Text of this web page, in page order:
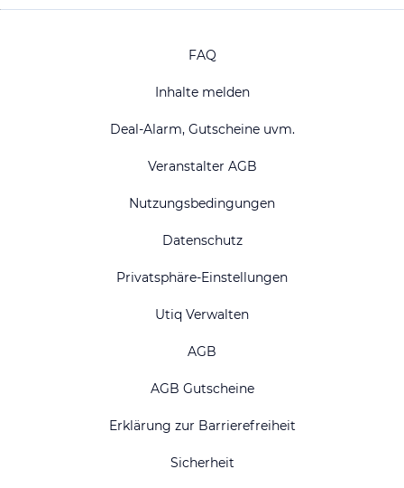
FAQ
Inhalte melden
Deal-Alarm, Gutscheine uvm.
Veranstalter AGB
Nutzungsbedingungen
Datenschutz
Privatsphäre-Einstellungen
Utiq Verwalten
AGB
AGB Gutscheine
Erklärung zur Barrierefreiheit
Sicherheit